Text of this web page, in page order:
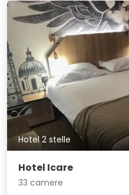
Hotel 2 stelle
Hotel Icare
33 camere